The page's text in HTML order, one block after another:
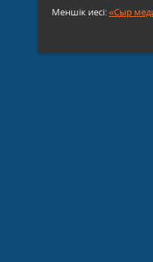
Меншік иесі:«Сыр